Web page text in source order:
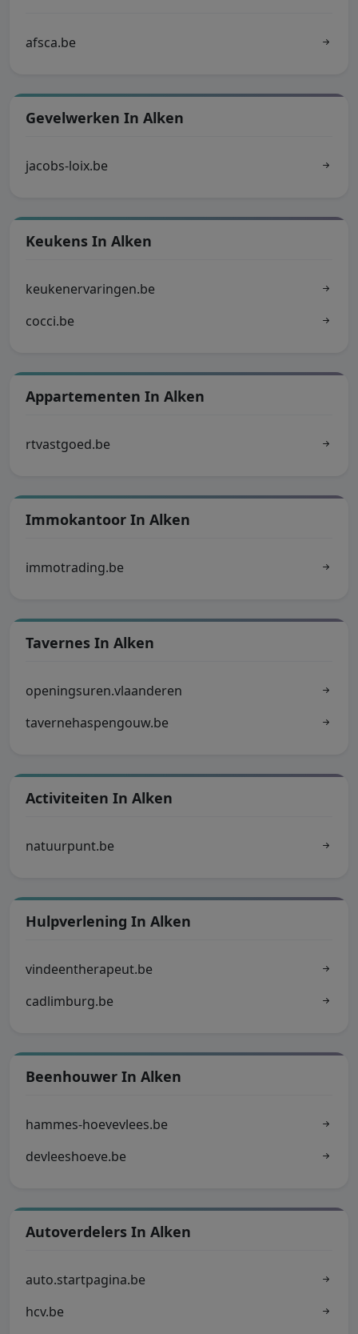
afsca.be
Gevelwerken In Alken
jacobs-loix.be
Keukens In Alken
keukenervaringen.be
cocci.be
Appartementen In Alken
rtvastgoed.be
Immokantoor In Alken
immotrading.be
Tavernes In Alken
openingsuren.vlaanderen
tavernehaspengouw.be
Activiteiten In Alken
natuurpunt.be
Hulpverlening In Alken
vindeentherapeut.be
cadlimburg.be
Beenhouwer In Alken
hammes-hoevevlees.be
devleeshoeve.be
Autoverdelers In Alken
auto.startpagina.be
hcv.be